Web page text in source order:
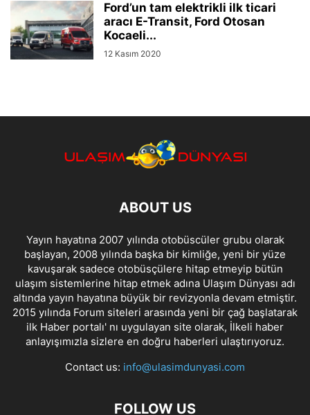
Ford’un tam elektrikli ilk ticari
aracı E-Transit, Ford Otosan
Kocaeli...
12 Kasım 2020
ABOUT US
Yayın hayatına 2007 yılında otobüscüler grubu olarak
başlayan, 2008 yılında başka bir kimliğe, yeni bir yüze
kavuşarak sadece otobüsçülere hitap etmeyip bütün
ulaşım sistemlerine hitap etmek adına Ulaşım Dünyası adı
altında yayın hayatına büyük bir revizyonla devam etmiştir.
2015 yılında Forum siteleri arasında yeni bir çağ başlatarak
ilk Haber portalı' nı uygulayan site olarak, İlkeli haber
anlayışımızla sizlere en doğru haberleri ulaştırıyoruz.
Contact us: info@ulasimdunyasi.com
FOLLOW US